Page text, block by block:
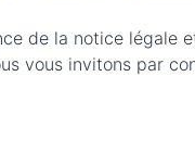
de la notice légale
vous invitons par